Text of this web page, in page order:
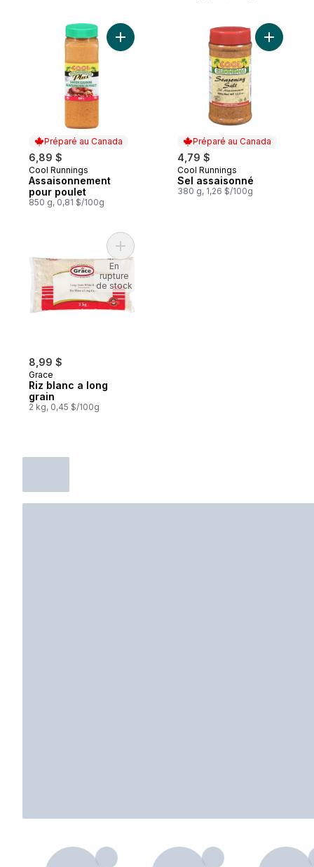
Préparé au Canada
6,89 $
Préparé au Canada
Cool Runnings
Assaisonnement
pour poulet
850 g, 0,81 $/100g
Ajouter Assaisonnement pour poulet au
Préparé au Canada
4,79 $
Préparé au Canada
Cool Runnings
Sel assaisonné
380 g, 1,26 $/100g
Ajouter
8,99 $
Grace
Riz blanc a long
grain
2 kg, 0,45 $/100g
Ajouter Riz blanc a long grain au panier
En
rupture
de stock